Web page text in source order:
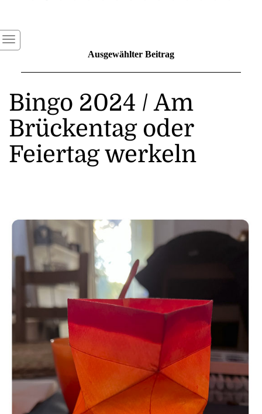
Ausgewählter Beitrag
Bingo 2024 / Am
Brückentag oder
Feiertag werkeln